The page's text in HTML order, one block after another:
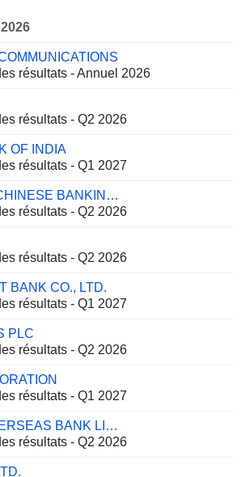
résultats - Annuel 2026
résultats - Q2 2026
OF INDIA
résultats - Q1 2027
OVERSEA-CHINESE BANKING CORPORATION LIMITED
résultats - Q2 2026
résultats - Q2 2026
BANK CO., LTD.
résultats - Q1 2027
PLC
résultats - Q2 2026
résultats - Q1 2027
UNITED OVERSEAS BANK LIMITED
résultats - Q2 2026